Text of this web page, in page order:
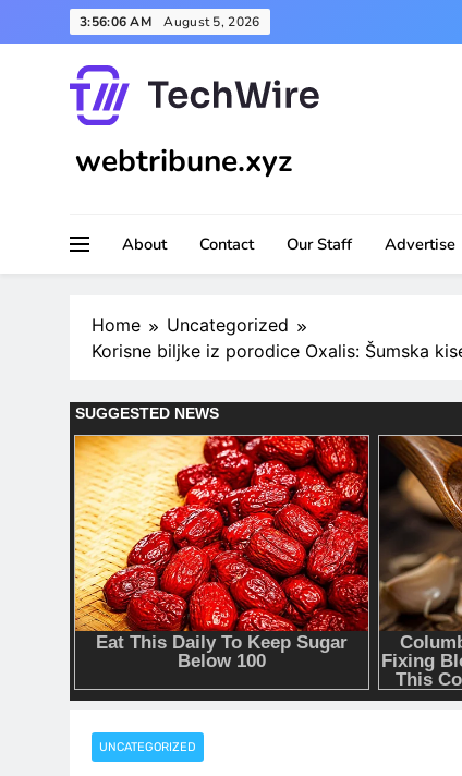
to
3:56:07 AM August 5, 2026
webtribune.xyz
About Contact Our Staff Advertise
Home
Uncategorized
Korisne biljke iz porodice Oxalis: Šumska
UNCATEGORIZED